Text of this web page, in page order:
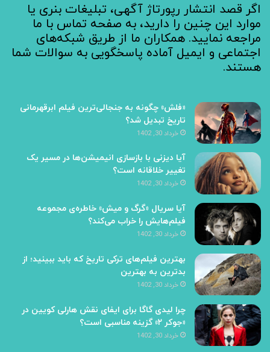
اگر قصد انتشار رپورتاژ آگهی، تبلیغات بنری یا
موارد این چنین را دارید، به صفحه تماس با ما
مراجعه نمایید. همکاران ما از طریق شبکه‌های
اجتماعی و ایمیل آماده پاسخگویی به سوالات شما
هستند.
«فلش» چگونه به جنجالی‌ترین فیلم ابرقهرمانی
تاریخ تبدیل شد؟
خرداد 30, 1402
آیا دیزنی با بازسازی انیمیشن‌ها در مسیر یک
تغییر خلاقانه است؟
خرداد 30, 1402
آیا سریال «گرگ و میش» خاطره‌ی مجموعه‌
فیلم‌هایش را خراب می‌کند؟
خرداد 30, 1402
بهترین فیلم‌های ترکی تاریخ که باید ببینید؛ از
بدترین به بهترین
خرداد 30, 1402
چرا لیدی گاگا برای ایفای نقش هارلی کویین در
«جوکر ۲» گزینه مناسبی است؟
خرداد 30, 1402